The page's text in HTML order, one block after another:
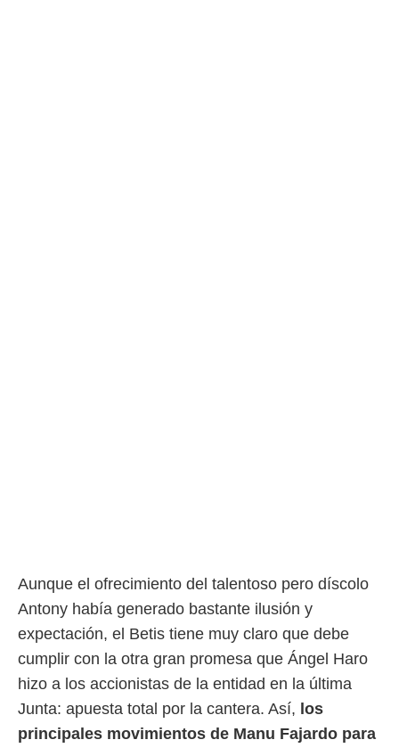
Aunque el ofrecimiento del talentoso pero díscolo
Antony había generado bastante ilusión y
expectación, el Betis tiene muy claro que debe
cumplir con la otra gran promesa que Ángel Haro
hizo a los accionistas de la entidad en la última
Junta: apuesta total por la cantera. Así, los
principales movimientos de Manu Fajardo para